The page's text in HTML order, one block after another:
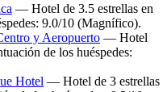
— Hotel de 3.5 estrellas en
9.0/10 (Magnífico).
y Aeropuerto — Hotel
de los huéspedes:
Hotel — Hotel de 3 estrellas